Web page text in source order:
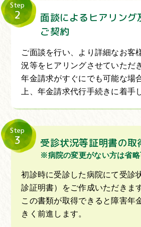
Step
2
面談によるヒアリング
ご契約
ご面談を行い、より詳細なお客
況等をヒアリングさせていただ
年金請求がすぐにでも可能な場
上、年金請求代行手続きに着手
Step
3 受診状況等証明書の取
※病院の変更がない方は省
初診時に受診した病院にて受診
診証明書）をご作成いただきま
この書類が取得できると障害年
きく前進します。